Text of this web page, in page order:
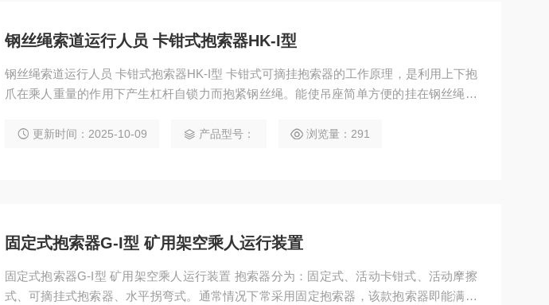
钢丝绳索道运行人员 卡钳式抱索器HK-I型
钢丝绳索道运行人员 卡钳式抱索器HK-I型 卡钳式可摘挂抱索器的工作原理，是利用上下抱
爪在乘人重量的作用下产生杠杆自锁力而抱紧钢丝绳。能使吊座简单方便的挂在钢丝绳，
更新时间：2025-10-09 产品型号： 浏览量：291
固定式抱索器G-I型 矿用架空乘人运行装置
固定式抱索器G-I型 矿用架空乘人运行装置 抱索器分为：固定式、活动卡钳式、活动摩擦
式、可摘挂式抱索器、水平拐弯式。通常情况下常采用固定抱索器，该款抱索器即能满足